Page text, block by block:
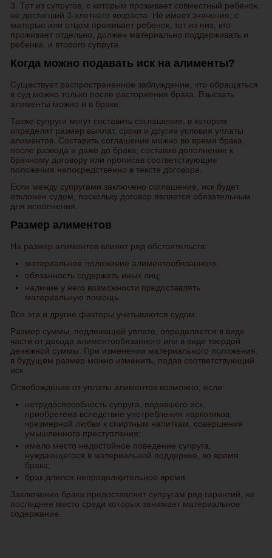
3. Тот из супругов, с которым проживает совместный ребенок,
не достигший 3-хлетнего возраста. Не имеет значения, с
матерью или отцом проживает ребенок, тот из них, кто
проживает отдельно, должен материально поддерживать и
ребенка, и второго супруга.
Когда можно подавать иск на алименты?
Существует распространенное заблуждение, что обращаться
в суд можно только после расторжения брака. Взыскать
алименты можно и в браке.
Также супруги могут составить соглашение, в котором
определят размер выплат, сроки и другие условия уплаты
алиментов. Составить соглашение можно во время брака,
после развода и даже до брака, составив дополнение к
брачному договору или прописав соответствующие
положения непосредственно в тексте договоре.
Если между супругами заключено соглашение, иск будет
отклонен судом, поскольку договор является обязательным
для исполнения.
Размер алиментов
На размер алиментов влияет ряд обстоятельств:
материальное положение алиментообязанного;
обязанность содержать иных лиц;
наличие у него возможности предоставлять
материальную помощь.
Все эти и другие факторы учитываются судом.
Размер суммы, подлежащей уплате, определяется в виде
части от дохода алиментообязанного или в виде твердой
денежной суммы. При изменении материального положения,
в будущем размер можно изменить, подав соответствующий
иск.
Освобождение от уплаты алиментов возможно, если:
нетрудоспособность супруга, подавшего иск,
приобретена вследствие употребления наркотиков,
чрезмерной любви к спиртным напиткам, совершения
умышленного преступления;
имело место недостойное поведение супруга,
нуждающегося в материальной поддержке, во время
брака;
брак длился непродолжительное время.
Заключение брака предоставляет супругам ряд гарантий, не
последнее место среди которых занимает материальное
содержание.